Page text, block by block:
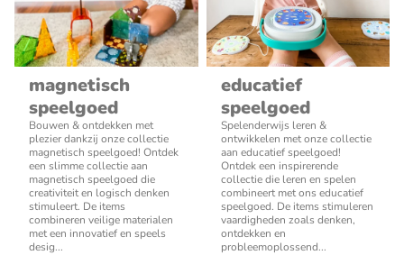
magnetisch
speelgoed
Bouwen & ontdekken met
plezier dankzij onze collectie
magnetisch speelgoed! Ontdek
een slimme collectie aan
magnetisch speelgoed die
creativiteit en logisch denken
stimuleert. De items
combineren veilige materialen
met een innovatief en speels
desig...
educatief
speelgoed
Spelenderwijs leren &
ontwikkelen met onze collectie
aan educatief speelgoed!
Ontdek een inspirerende
collectie die leren en spelen
combineert met ons educatief
speelgoed. De items stimuleren
vaardigheden zoals denken,
ontdekken en
probleemoplossend...